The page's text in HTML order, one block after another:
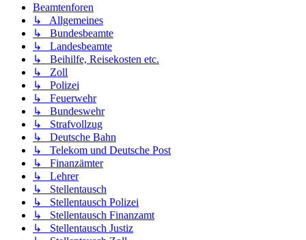
Beamtenforen
↳ Allgemeines
↳ Bundesbeamte
↳ Landesbeamte
↳ Beihilfe, Reisekosten etc.
↳ Zoll
↳ Polizei
↳ Feuerwehr
↳ Bundeswehr
↳ Strafvollzug
↳ Deutsche Bahn
↳ Telekom und Deutsche Post
↳ Finanzämter
↳ Lehrer
↳ Stellentausch
↳ Stellentausch Polizei
↳ Stellentausch Finanzamt
↳ Stellentausch Justiz